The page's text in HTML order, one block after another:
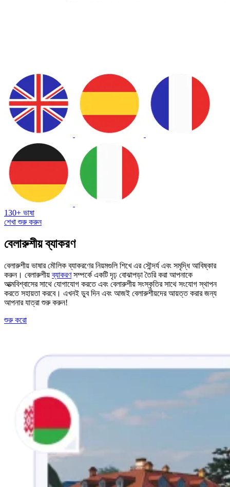
130+ ভাষা
শেখা শুরু করুন
বেলারুশীয় ব্যাকরণ
বেলারুশীয় ভাষার মৌলিক ব্যাকরণের নিয়মগুলি শিখে এর সৌন্দর্য এবং সমৃদ্ধি আবিষ্কার
করুন। বেলারুশীয়ব্যাকরণসম্পর্কে একটি দৃঢ় বোঝাপড়া তৈরি করা আপনাকে
আত্মবিশ্বাসের সাথে যোগাযোগ করতে এবং বেলারুশীয় সংস্কৃতির সাথে সংযোগ স্থাপন
করতে সহায়তা করবে। এখনই ডুব দিন এবং আজই বেলারুশীয়দের আয়ত্ত করার জন্য
আপনার যাত্রা শুরু করুন!
শুরু করো